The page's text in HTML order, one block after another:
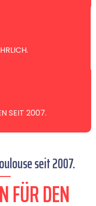
SEIT 2007.
seit 2007.
FÜR DEN